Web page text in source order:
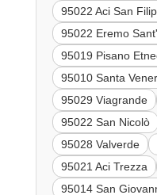
95022 Aci San
95022 Eremo
95019 Pisano
95010 Santa
95029 Viagrande
95022 San Nicolò
95028 Valverde
95021 Aci Trezza
95014 San